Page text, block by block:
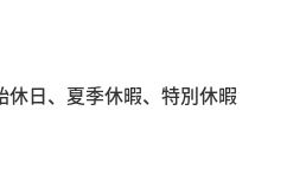
休日、夏季休暇、特別休暇